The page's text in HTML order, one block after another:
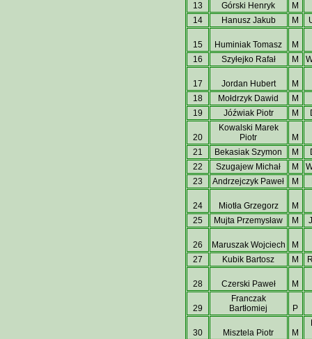
13 Górski Henryk
M
14
Hanusz Jakub M
15 Huminiak Tomasz
M
16
Szyłejko Rafał M
17 Jordan Hubert
M
18
Mołdrzyk Dawid
M
19
Jóźwiak Piotr M
20
Kowalski Marek
Piotr
M
21
Bekasiak Szymon M
22
Szugajew Michał M
23
Andrzejczyk Paweł M
24 Miotła Grzegorz
M
25
Mujta Przemysław M
26 Maruszak Wojciech
M
27
Kubik Bartosz M
28 Czerski Paweł M
29
Franczak
Bartłomiej
P
30 Misztela Piotr M